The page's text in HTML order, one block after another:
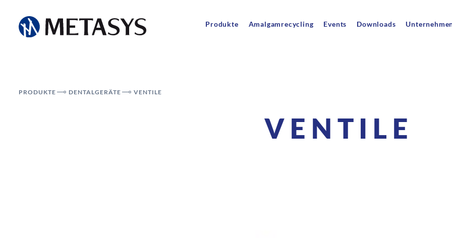
Produkte Amalgamrecycling Events Downloads
PRODUKTE DENTALGERÄTE VENTILE
VENTILE